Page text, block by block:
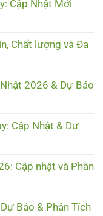
Cập Nhật Mới
Chất lượng và Đa
2026 & Dự Báo
Cập Nhật & Dự
Cập nhật và Phân
Báo & Phân Tích